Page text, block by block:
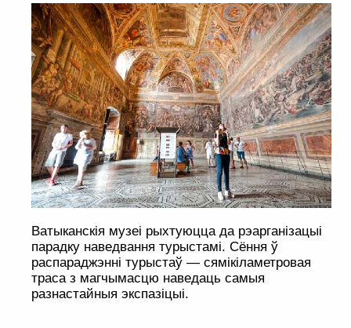
Ватыканскія музеі рыхтуюцца да рэарганізацыі
парадку наведвання турыстамі. Сёння ў
распараджэнні турыстаў — сямікіламетровая
траса з магчымасцю наведаць самыя
разнастайныя экспазіцыі.